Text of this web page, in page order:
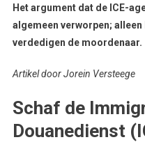
Het argument dat de ICE-
algemeen verworpen; alleen
verdedigen de moordenaar.
Artikel door Jorein Versteege
Schaf de
Douanedienst